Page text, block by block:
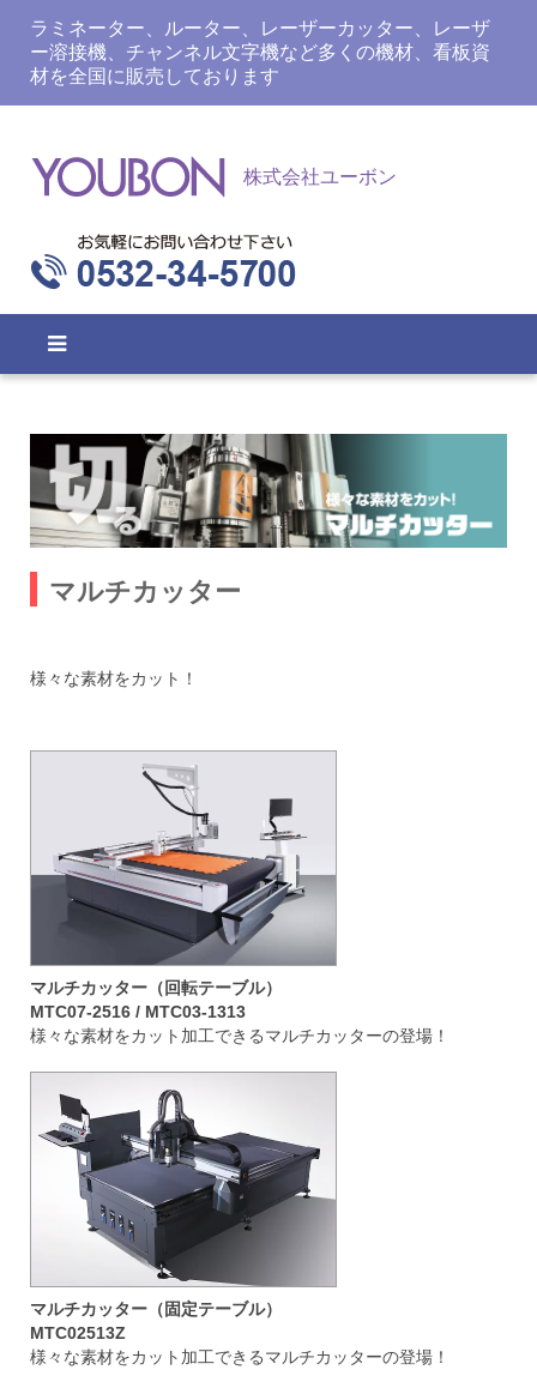
ラミネーター、ルーター、レーザーカッター、レーザ
ー溶接機、チャンネル文字機など多くの機材、看板資
材を全国に販売しております
株式会社ユーボン
マルチカッター
様々な素材をカット！
マルチカッター（回転テーブル）
MTC07-2516 / MTC03-1313
様々な素材をカット加工できるマルチカッターの登場！
マルチカッター（固定テーブル）
MTC02513Z
様々な素材をカット加工できるマルチカッターの登場！